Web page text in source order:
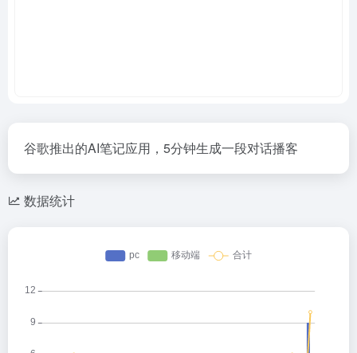
谷歌推出的AI笔记应用，5分钟生成一段对话播客
数据统计